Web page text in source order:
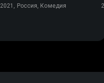
2021, Россия, Комедия